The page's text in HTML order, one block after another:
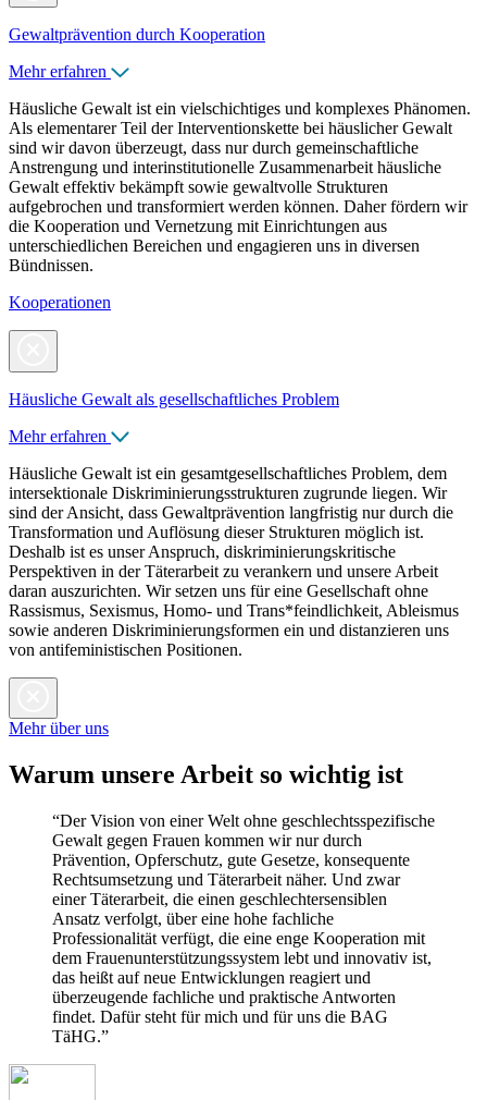
Gewaltprävention durch Kooperation
Mehr erfahren
Häusliche Gewalt ist ein vielschichtiges und komplexes Phänomen.
Als elementarer Teil der Interventionskette bei häuslicher Gewalt
sind wir davon überzeugt, dass nur durch gemeinschaftliche
Anstrengung und interinstitutionelle Zusammenarbeit häusliche
Gewalt effektiv bekämpft sowie gewaltvolle Strukturen
aufgebrochen und transformiert werden können. Daher fördern wir
die Kooperation und Vernetzung mit Einrichtungen aus
unterschiedlichen Bereichen und engagieren uns in diversen
Bündnissen.
Kooperationen
Häusliche Gewalt als gesellschaftliches Problem
Mehr erfahren
Häusliche Gewalt ist ein gesamtgesellschaftliches Problem, dem
intersektionale Diskriminierungsstrukturen zugrunde liegen. Wir
sind der Ansicht, dass Gewaltprävention langfristig nur durch die
Transformation und Auflösung dieser Strukturen möglich ist.
Deshalb ist es unser Anspruch, diskriminierungskritische
Perspektiven in der Täterarbeit zu verankern und unsere Arbeit
daran auszurichten. Wir setzen uns für eine Gesellschaft ohne
Rassismus, Sexismus, Homo- und Trans*feindlichkeit, Ableismus
sowie anderen Diskriminierungsformen ein und distanzieren uns
von antifeministischen Positionen.
Mehr über uns
Warum unsere Arbeit so wichtig ist
“Der Vision von einer Welt ohne geschlechtsspezifische
Gewalt gegen Frauen kommen wir nur durch
Prävention, Opferschutz, gute Gesetze, konsequente
Rechtsumsetzung und Täterarbeit näher. Und zwar
einer Täterarbeit, die einen geschlechtersensiblen
Ansatz verfolgt, über eine hohe fachliche
Professionalität verfügt, die eine enge Kooperation mit
dem Frauenunterstützungssystem lebt und innovativ ist,
das heißt auf neue Entwicklungen reagiert und
überzeugende fachliche und praktische Antworten
findet. Dafür steht für mich und für uns die BAG
TäHG.”